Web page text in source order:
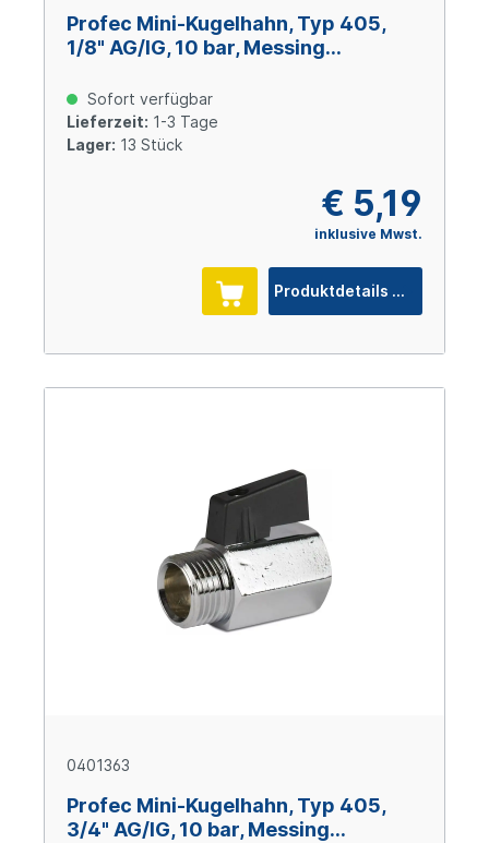
Profec Mini-Kugelhahn, Typ 405,
1/8" AG/IG, 10 bar, Messing
Sofort verfügbar
Lieferzeit: 1-3 Tage
Lager: 13 Stück
€ 5,19
inklusive Mwst.
Produktdetails
0401363
Profec Mini-Kugelhahn, Typ 405,
3/4" AG/IG, 10 bar, Messing